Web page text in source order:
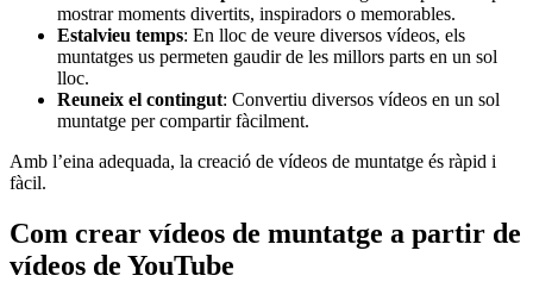
mostrar moments divertits, inspiradors o memorables.
Estalvieu temps: En lloc de veure diversos vídeos, els
muntatges us permeten gaudir de les millors parts en un sol
lloc.
Reuneix el contingut: Convertiu diversos vídeos en un sol
muntatge per compartir fàcilment.
Amb l’eina adequada, la creació de vídeos de muntatge és ràpid i
fàcil.
Com crear vídeos de muntatge a partir de
vídeos de YouTube